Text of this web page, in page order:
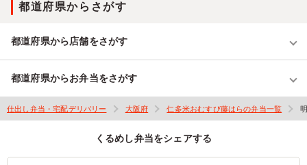
都道府県からさがす
都道府県から店舗をさがす
都道府県からお弁当をさがす
仕出し弁当・宅配デリバリー 大阪府 仁多米おむすび藤はらの弁当一覧
くるめし弁当をシェアする